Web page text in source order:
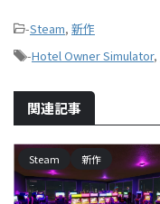
-Steam, 新作
-Hotel Owner Simulator,
関連記事
Steam 新作